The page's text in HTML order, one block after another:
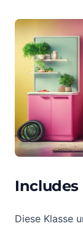
Includes
Diese Klasse